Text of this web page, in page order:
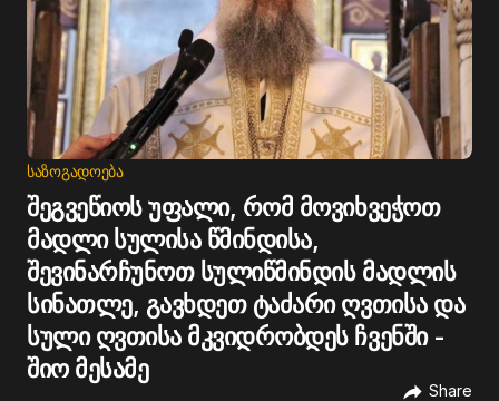
ᲡᲐᲖᲝᲒᲐᲓᲝᲔᲑᲐ
შეგვეწიოს უფალი, რომ მოვიხვეჭოთ
მადლი სულისა წმინდისა,
შევინარჩუნოთ სულიწმინდის მადლის
სინათლე, გავხდეთ ტაძარი ღვთისა და
სული ღვთისა მკვიდრობდეს ჩვენში -
შიო მესამე
Share